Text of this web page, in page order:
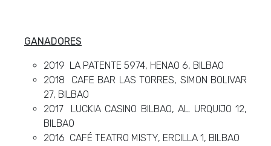
GANADORES
2019 LA PATENTE 5974, HENAO 6, BILBAO
2018 CAFE BAR LAS TORRES, SIMON BOLIVAR
27, BILBAO
2017 LUCKIA CASINO BILBAO, AL. URQUIJO 12,
BILBAO
2016 CAFÉ TEATRO MISTY, ERCILLA 1, BILBAO